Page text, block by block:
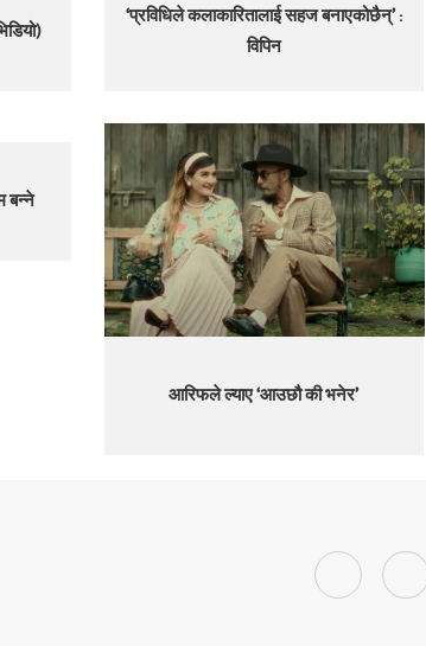
‘प्रविधिले कलाकारितालाई सहज बनाएकोछैन्’ :
विपिन
बन्ने
आरिफले ल्याए ‘आउछौ की भनेर’